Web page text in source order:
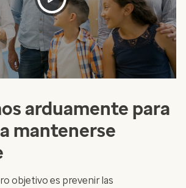
arduamente para
mantenerse
objetivo es prevenir las